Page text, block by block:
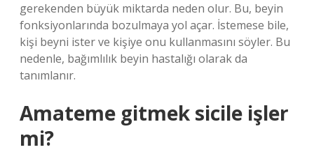
gerekenden büyük miktarda neden olur. Bu, beyin
fonksiyonlarında bozulmaya yol açar. İstemese bile,
kişi beyni ister ve kişiye onu kullanmasını söyler. Bu
nedenle, bağımlılık beyin hastalığı olarak da
tanımlanır.
Amateme gitmek sicile işler
mi?